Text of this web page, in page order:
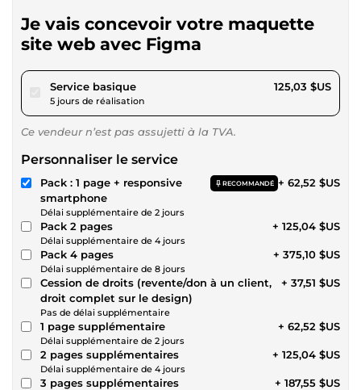
Je vais concevoir votre maquette
site web avec Figma
Service basiquepour 115,24 $US
5 jours de réalisation
125,03 $US
Ce vendeur n’est pas assujetti à la TVA.
Personnaliser le service
Pack : 1 page + responsive
smartphone
RECOMMANDÉ
Délai supplémentaire de 2 jours
+ 62,52 $US
Pack 2 pages
Délai supplémentaire de 4 jours
+ 125,04 $US
Pack 4 pages
Délai supplémentaire de 8 jours
+ 375,10 $US
Cession de droits (revente/don à un client,
droit complet sur le design)
Pas de délai supplémentaire
+ 37,51 $US
1 page supplémentaire
Délai supplémentaire de 2 jours
+ 62,52 $US
2 pages supplémentaires
Délai supplémentaire de 4 jours
+ 125,04 $US
3 pages supplémentaires + 187,55 $US